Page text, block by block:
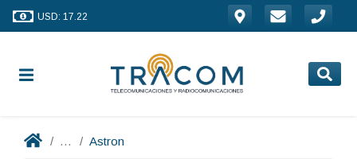
USD: 17.22
... Astron